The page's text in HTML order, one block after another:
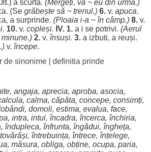
a scurta. (Mergeți, vă ~ eu din urmă.)
. (Se grăbeștesă ~ trenul.) 6.v. apuca.
, a surprinde. (Ploaia i-a ~ în câmp.) 8.v.
. 10.v. copleși. IV. 1.a i se potrivi. (Aerul
minune.) 2.v. însuși. 3.a izbuti, a reuși.
v. începe.
de sinonime| definitia prinde
, angaja, aprecia, aproba, asocia,
, calma, căpăta, concepe, consimți,
, domoli, estima, evalua, face,
, intra, intui, încadra, încerca, închiria,
, îndupleca, înfrunta, îngădui, îngheța,
, întrebuința, întrece, înțelege,
, măsura, obliga, obține, ocupa, paria,